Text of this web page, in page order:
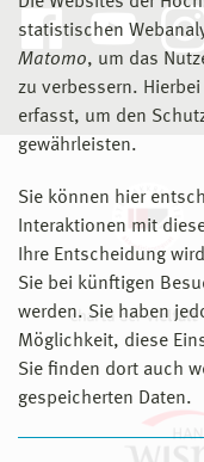
statistischen
Matomo, um das
zu verbessern.
erfasst, um den
gewährleisten.
Sie können hier
Interaktionen mit
Ihre Entscheidung
Sie bei künftigen
werden. Sie haben
Möglichkeit, diese
Sie finden dort auch
gespeicherten Daten.